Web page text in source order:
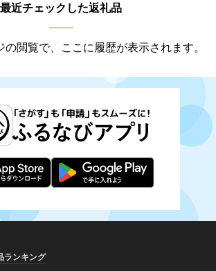
最近チェックした返礼品
閲覧で、ここに履歴が表示されます。
ランキング